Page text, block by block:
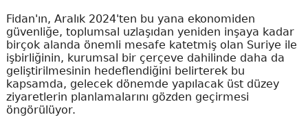
Fidan'ın, Aralık 2024'ten bu yana ekonomiden
güvenliğe, toplumsal uzlaşıdan yeniden inşaya kadar
birçok alanda önemli mesafe katetmiş olan Suriye ile
işbirliğinin, kurumsal bir çerçeve dahilinde daha da
geliştirilmesinin hedeflendiğini belirterek bu
kapsamda, gelecek dönemde yapılacak üst düzey
ziyaretlerin planlamalarını gözden geçirmesi
öngörülüyor.